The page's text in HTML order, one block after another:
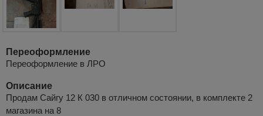
Переоформление
Переоформление в ЛРО
Описание
Продам Сайгу 12 К 030 в отличном состоянии, в комплекте 2
магазина на 8